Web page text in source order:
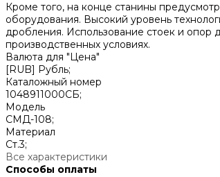
Кроме того, на конце станины
оборудования. Высокий уровень
дробления. Использование стоек и
производственных условиях.
Валюта для "Цена"
[RUB] Рубль;
Каталожный номер
1048911000СБ;
Модель
СМД-108;
Материал
Ст.3;
Все характеристики
Способы оплаты